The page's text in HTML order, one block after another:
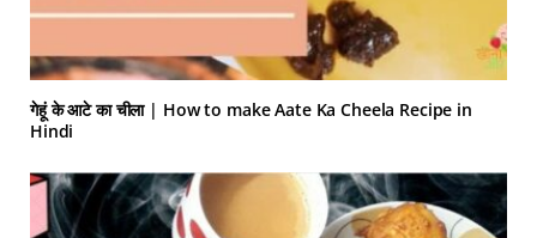
गेहूं के आटे का चीला | How to make Aate Ka Cheela Recipe in
Hindi